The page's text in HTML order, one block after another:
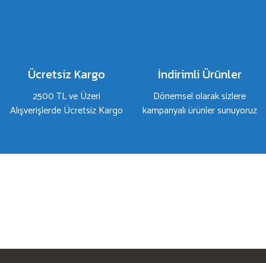
Bu ürüne benzer farklı alternatifler olmalı.
Ücretsiz Kargo
2500 TL ve Üzeri
Alışverişlerde Ücretsiz Kargo
İndirimli Ürünler
Dönemsel olarak sizlere
kampanyalı ürünler sunuyoruz